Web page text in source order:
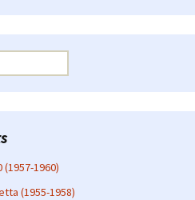
(1957-1960)
(1955-1958)